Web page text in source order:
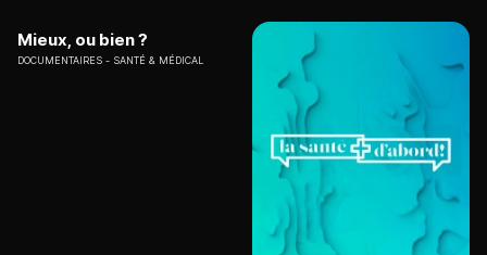
Mieux, ou bien ?
DOCUMENTAIRES SANTÉ & MÉDICAL